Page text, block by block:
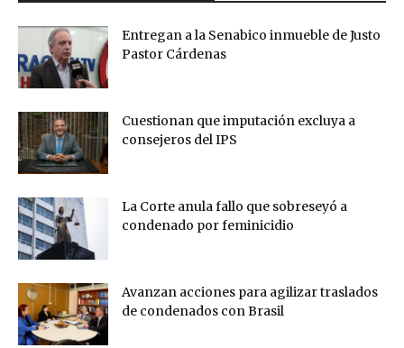
Entregan a la Senabico inmueble de Justo
Pastor Cárdenas
Cuestionan que imputación excluya a
consejeros del IPS
La Corte anula fallo que sobreseyó a
condenado por feminicidio
Avanzan acciones para agilizar traslados
de condenados con Brasil